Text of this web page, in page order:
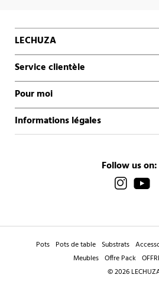
LECHUZA
Service clientèle
Pour moi
Informations légales
Follow us on:
Pots Pots de table Substrats
Meubles Offre Pack
© 2026